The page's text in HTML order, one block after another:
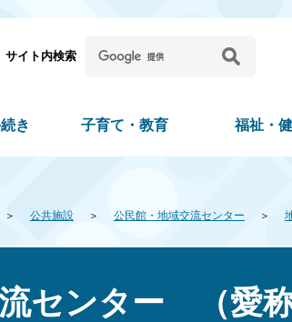
サイト内検索
き 子育て・教育 福祉・
公共施設 公民館・地域交流センター
センター （愛